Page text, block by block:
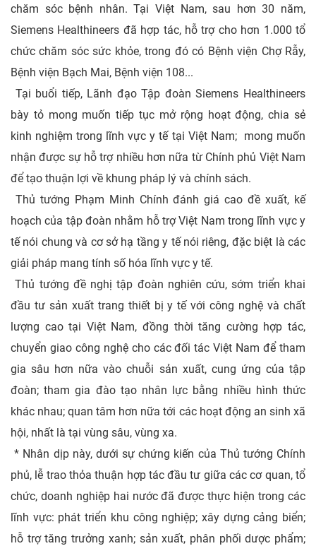
chăm sóc bệnh nhân. Tại Việt Nam, sau hơn 30 năm,
Siemens Healthineers đã hợp tác, hỗ trợ cho hơn 1.000 tổ
chức chăm sóc sức khỏe, trong đó có Bệnh viện Chợ Rẫy,
Bệnh viện Bạch Mai, Bệnh viện 108...
Tại buổi tiếp, Lãnh đạo Tập đoàn Siemens Healthineers
bày tỏ mong muốn tiếp tục mở rộng hoạt động, chia sẻ
kinh nghiệm trong lĩnh vực y tế tại Việt Nam; mong muốn
nhận được sự hỗ trợ nhiều hơn nữa từ Chính phủ Việt Nam
để tạo thuận lợi về khung pháp lý và chính sách.
Thủ tướng Phạm Minh Chính đánh giá cao đề xuất, kế
hoạch của tập đoàn nhằm hỗ trợ Việt Nam trong lĩnh vực y
tế nói chung và cơ sở hạ tầng y tế nói riêng, đặc biệt là các
giải pháp mang tính số hóa lĩnh vực y tế.
Thủ tướng đề nghị tập đoàn nghiên cứu, sớm triển khai
đầu tư sản xuất trang thiết bị y tế với công nghệ và chất
lượng cao tại Việt Nam, đồng thời tăng cường hợp tác,
chuyển giao công nghệ cho các đối tác Việt Nam để tham
gia sâu hơn nữa vào chuỗi sản xuất, cung ứng của tập
đoàn; tham gia đào tạo nhân lực bằng nhiều hình thức
khác nhau; quan tâm hơn nữa tới các hoạt động an sinh xã
hội, nhất là tại vùng sâu, vùng xa.
* Nhân dịp này, dưới sự chứng kiến của Thủ tướng Chính
phủ, lễ trao thỏa thuận hợp tác đầu tư giữa các cơ quan, tổ
chức, doanh nghiệp hai nước đã được thực hiện trong các
lĩnh vực: phát triển khu công nghiệp; xây dựng cảng biển;
hỗ trợ tăng trưởng xanh; sản xuất, phân phối dược phẩm;